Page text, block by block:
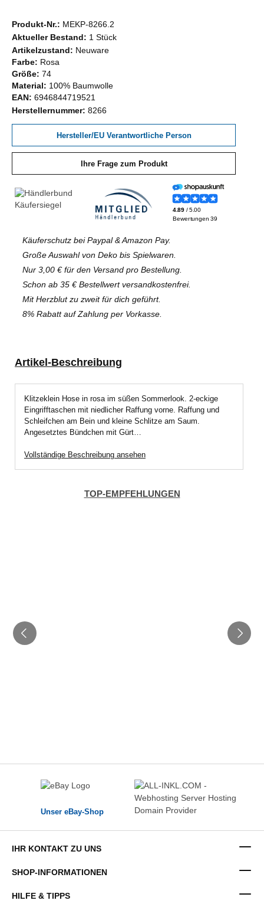
Produkt-Nr.: MEKP-8266.2
Aktueller Bestand: 1 Stück
Artikelzustand: Neuware
Farbe: Rosa
Größe: 74
Material: 100% Baumwolle
EAN: 6946844719521
Herstellernummer: 8266
Hersteller/EU Verantwortliche Person
Ihre Frage zum Produkt
Käuferschutz bei Paypal & Amazon Pay.
Große Auswahl von Deko bis Spielwaren.
Nur 3,00 € für den Versand pro Bestellung.
Schon ab 35 € Bestellwert versandkostenfrei.
Mit Herzblut zu zweit für dich geführt.
8% Rabatt auf Zahlung per Vorkasse.
Artikel-Beschreibung
Klitzeklein Hose in rosa im süßen Sommerlook. 2-eckige
Eingrifftaschen mit niedlicher Raffung vorne. Raffung und
Schleifchen am Bein und kleine Schlitze am Saum.
Angesetztes Bündchen mit Gürt…
Vollständige Beschreibung ansehen
TOP-EMPFEHLUNGEN
Unser eBay-Shop
IHR KONTAKT ZU UNS
SHOP-INFORMATIONEN
HILFE & TIPPS